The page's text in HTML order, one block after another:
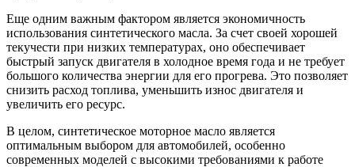
Еще одним важным фактором является экономичность
использования синтетического масла. За счет своей хорошей
текучести при низких температурах, оно обеспечивает
быстрый запуск двигателя в холодное время года и не требует
большого количества энергии для его прогрева. Это позволяет
снизить расход топлива, уменьшить износ двигателя и
увеличить его ресурс.
В целом, синтетическое моторное масло является
оптимальным выбором для автомобилей, особенно
современных моделей с высокими требованиями к работе